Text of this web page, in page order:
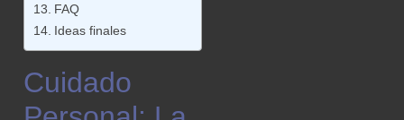
FAQ
Ideas finales
Cuidado